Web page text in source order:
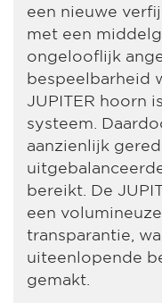
een nieuwe
met een
ongelooflijk
bespeelbarheid
JUPITER hoorn
systeem.
aanzienlijk
bereikt. De
een
transparantie,
uiteenlopende
gemakt.